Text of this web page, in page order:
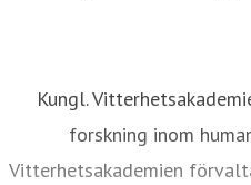
Kungl.
forskning inom
Vitterhetsakademien